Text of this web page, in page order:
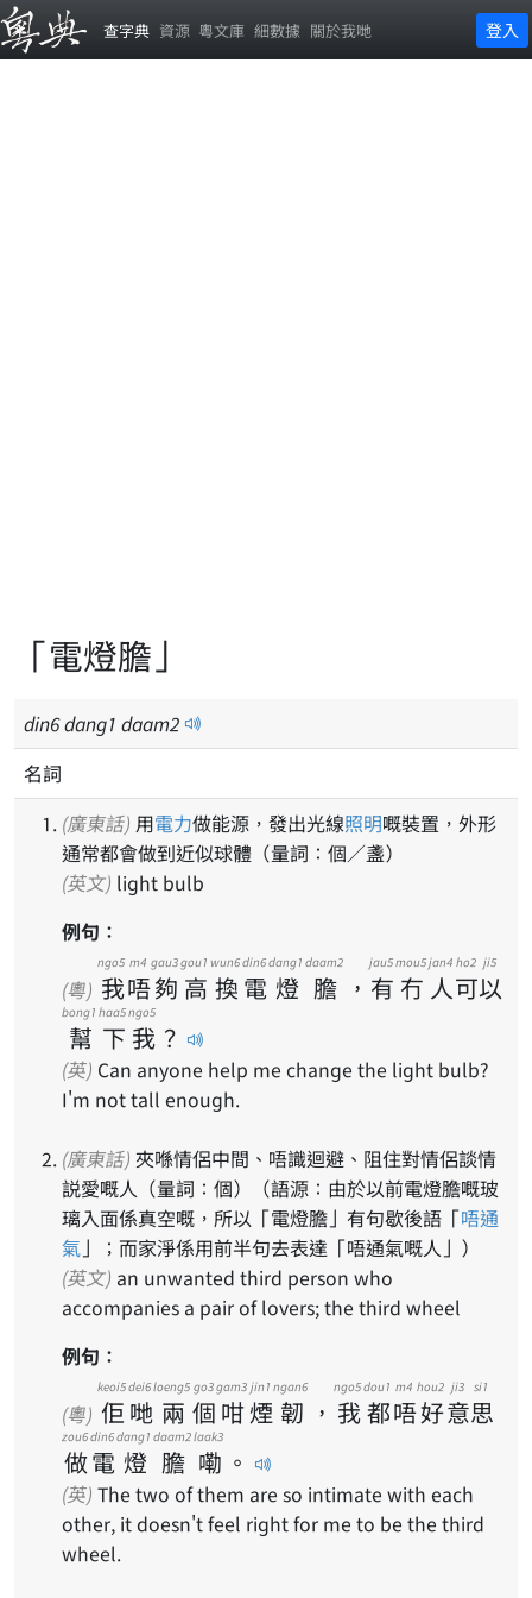
查字典 資源 粵文庫 細數據 關於我哋 登入
「電燈膽」
din6dang1 daam2
名詞
(廣東話) 用電力做能源，發出光線照明嘅裝置，外形
通常都會做到近似球體（量詞：個／盞）
(英文) light bulb
例句：
(粵) 我
ngo5
唔
m4
夠
gau3
高
gou1
換
wun6
電
din6
燈
dang1
膽
daam2
， 有
jau5
冇
mou5
人
jan4
可
ho2
以
ji5
幫
bong1
下
haa5
我
ngo5
？
(英) Can anyone help me change the light bulb?
I'm not tall enough.
(廣東話)
説愛嘅人（量詞：個）（語源：由於以前電燈膽嘅玻
璃入面係真空嘅，所以「電燈膽」有句歇後語「唔通
氣 」；而家淨係用前半句去表達「唔通氣嘅人」）
(英文)
accompanies a pair of lovers; the third wheel
例句：
(粵) 佢
keoi5
哋
dei6
兩
loeng5
個
go3
咁
gam3
煙
jin1
韌
ngan6
， 我
ngo5
都
dou1
唔
m4
好
hou2
意
ji3
思
si1
做
zou6
電
din6
燈
dang1
膽
daam2
嘞
laak3
。
(英) The two of them are so intimate with each
other, it doesn't feel right for me to be the third
wheel.